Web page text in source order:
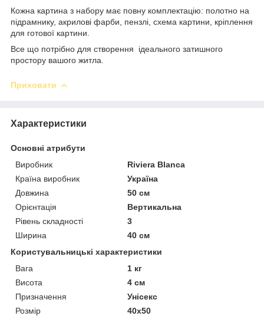
Кожна картина з набору має повну комплектацію: полотно на
підрамнику, акрилові фарби, пензлі, схема картини, кріплення
для готової картини.
Все що потрібно для створення ідеального затишного
простору вашого житла.
Приховати
Характеристики
Основні атрибути
Виробник
Riviera Blanca
Країна виробник
Україна
Довжина
50 см
Орієнтація
Вертикальна
Рівень складності
3
Ширина
40 см
Користувальницькі характеристики
Вага
1 кг
Висота
4 см
Призначення
Унісекс
Розмір
40х50